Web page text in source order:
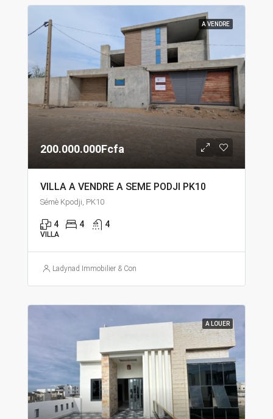
A VENDRE
200.000.000Fcfa
VILLA A VENDRE A SEME PODJI PK10
Sémè Kpodji, PK10
4 4 4
VILLA
Ladynad Immobilier & Construction
A LOUER